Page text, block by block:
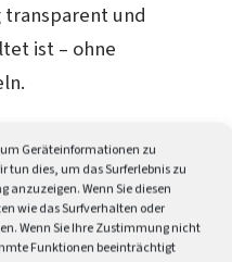
Geräteinformationen zu
tun dies, um das Surferlebnis zu
anzuzeigen. Wenn Sie diesen
wie das Surfverhalten oder
Wenn Sie Ihre Zustimmung nicht
Funktionen beeinträchtigt
transparent und
ist – ohne
(Bewertungen ändern sich